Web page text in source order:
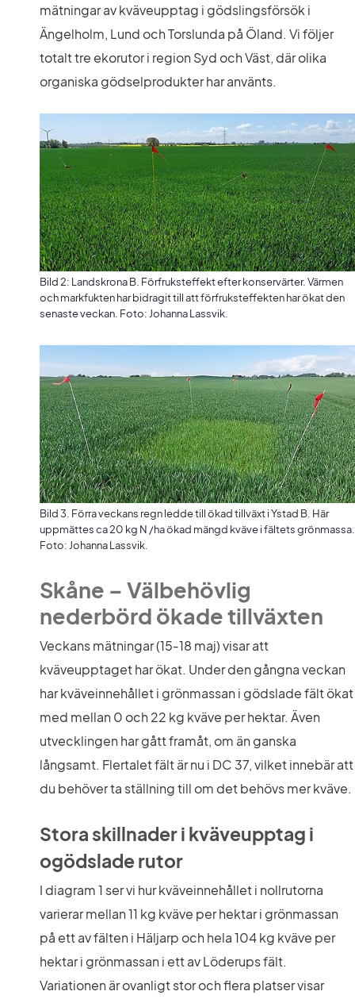
mätningar av kväveupptag i gödslingsförsök i
Ängelholm, Lund och Torslunda på Öland. Vi följer
totalt tre ekorutor i region Syd och Väst, där olika
organiska gödselprodukter har använts.
Bild 2: Landskrona B. Förfruksteffekt efter konservärter. Värmen
och markfukten har bidragit till att förfruksteffekten har ökat den
senaste veckan. Foto: Johanna Lassvik.
Bild 3. Förra veckans regn ledde till ökad tillväxt i Ystad B. Här
uppmättes ca 20 kg N /ha ökad mängd kväve i fältets grönmassa.
Foto: Johanna Lassvik.
Skåne – Välbehövlig
nederbörd ökade tillväxten
Veckans mätningar (15‑18 maj) visar att
kväveupptaget har ökat. Under den gångna veckan
har kväveinnehållet i grönmassan i gödslade fält ökat
med mellan 0 och 22 kg kväve per hektar. Även
utvecklingen har gått framåt, om än ganska
långsamt. Flertalet fält är nu i DC 37, vilket innebär att
du behöver ta ställning till om det behövs mer kväve.
Stora skillnader i kväveupptag i
ogödslade rutor
I diagram 1 ser vi hur kväveinnehållet i nollrutorna
varierar mellan 11 kg kväve per hektar i grönmassan
på ett av fälten i Häljarp och hela 104 kg kväve per
hektar i grönmassan i ett av Löderups fält.
Variationen är ovanligt stor och flera platser visar